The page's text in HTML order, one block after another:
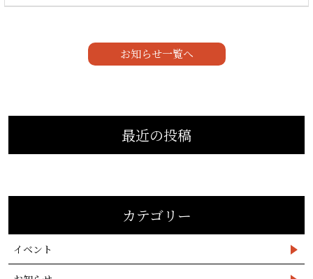
お知らせ一覧へ
最近の投稿
カテゴリー
イベント